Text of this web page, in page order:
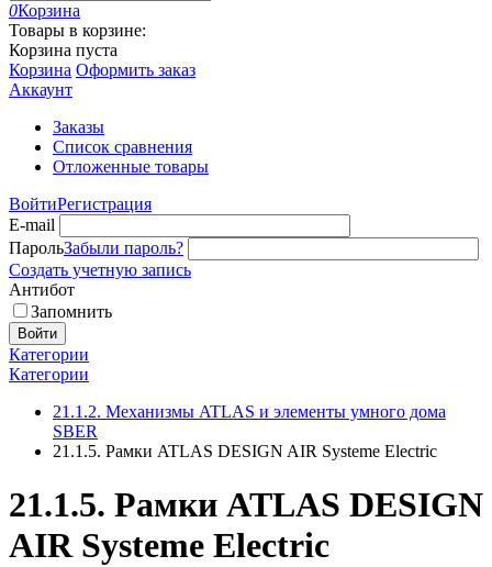
0Корзина
Товары в корзине:
Корзина пуста
Корзина Оформить заказ
Аккаунт
Заказы
Список сравнения
Отложенные товары
ВойтиРегистрация
E-mail
ПарольЗабыли пароль?
Создать учетную запись
Антибот
Запомнить
Войти
Категории
Категории
21.1.2. Механизмы ATLAS и элементы умного дома
SBER
21.1.5. Рамки ATLAS DESIGN AIR Systeme Electric
21.1.5. Рамки ATLAS DESIGN
AIR Systeme Electric